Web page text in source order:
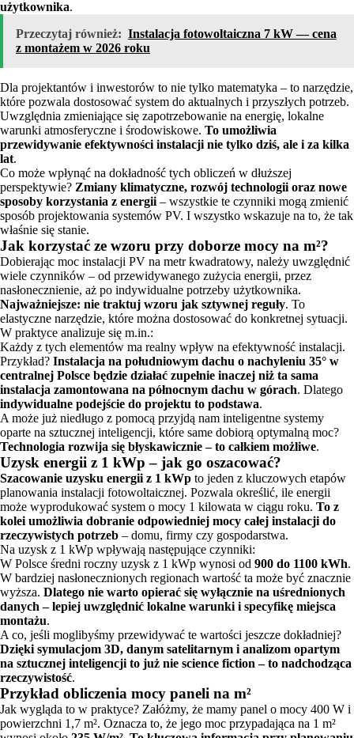
użytkownika.
Przeczytaj również: Instalacja fotowoltaiczna 7 kW — cena
z montażem w 2026 roku
Dla projektantów i inwestorów to nie tylko matematyka – to narzędzie,
które pozwala dostosować system do aktualnych i przyszłych potrzeb.
Uwzględnia zmieniające się zapotrzebowanie na energię, lokalne
warunki atmosferyczne i środowiskowe. To umożliwia
przewidywanie efektywności instalacji nie tylko dziś, ale i za kilka
lat.
Co może wpłynąć na dokładność tych obliczeń w dłuższej
perspektywie? Zmiany klimatyczne, rozwój technologii oraz nowe
sposoby korzystania z energii – wszystkie te czynniki mogą zmienić
sposób projektowania systemów PV. I wszystko wskazuje na to, że tak
właśnie się stanie.
Jak korzystać ze wzoru przy doborze mocy na m²?
Dobierając moc instalacji PV na metr kwadratowy, należy uwzględnić
wiele czynników – od przewidywanego zużycia energii, przez
nasłonecznienie, aż po indywidualne potrzeby użytkownika.
Najważniejsze: nie traktuj wzoru jak sztywnej reguły. To
elastyczne narzędzie, które można dostosować do konkretnej sytuacji.
W praktyce analizuje się m.in.:
Każdy z tych elementów ma realny wpływ na efektywność instalacji.
Przykład? Instalacja na południowym dachu o nachyleniu 35° w
centralnej Polsce będzie działać zupełnie inaczej niż ta sama
instalacja zamontowana na północnym dachu w górach. Dlatego
indywidualne podejście do projektu to podstawa.
A może już niedługo z pomocą przyjdą nam inteligentne systemy
oparte na sztucznej inteligencji, które same dobiorą optymalną moc?
Technologia rozwija się błyskawicznie – to całkiem możliwe.
Uzysk energii z 1 kWp – jak go oszacować?
Szacowanie uzysku energii z 1 kWp to jeden z kluczowych etapów
planowania instalacji fotowoltaicznej. Pozwala określić, ile energii
może wyprodukować system o mocy 1 kilowata w ciągu roku. To z
kolei umożliwia dobranie odpowiedniej mocy całej instalacji do
rzeczywistych potrzeb – domu, firmy czy gospodarstwa.
Na uzysk z 1 kWp wpływają następujące czynniki:
W Polsce średni roczny uzysk z 1 kWp wynosi od 900 do 1100 kWh.
W bardziej nasłonecznionych regionach wartość ta może być znacznie
wyższa. Dlatego nie warto opierać się wyłącznie na uśrednionych
danych – lepiej uwzględnić lokalne warunki i specyfikę miejsca
montażu.
A co, jeśli moglibyśmy przewidywać te wartości jeszcze dokładniej?
Dzięki symulacjom 3D, danym satelitarnym i analizom opartym
na sztucznej inteligencji to już nie science fiction – to nadchodząca
rzeczywistość.
Przykład obliczenia mocy paneli na m²
Jak wygląda to w praktyce? Załóżmy, że mamy panel o mocy 400 W i
powierzchni 1,7 m². Oznacza to, że jego moc przypadająca na 1 m²